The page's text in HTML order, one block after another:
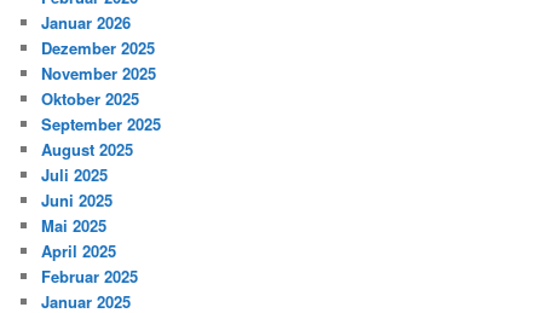
Januar 2026
Dezember 2025
November 2025
Oktober 2025
September 2025
August 2025
Juli 2025
Juni 2025
Mai 2025
April 2025
Februar 2025
Januar 2025